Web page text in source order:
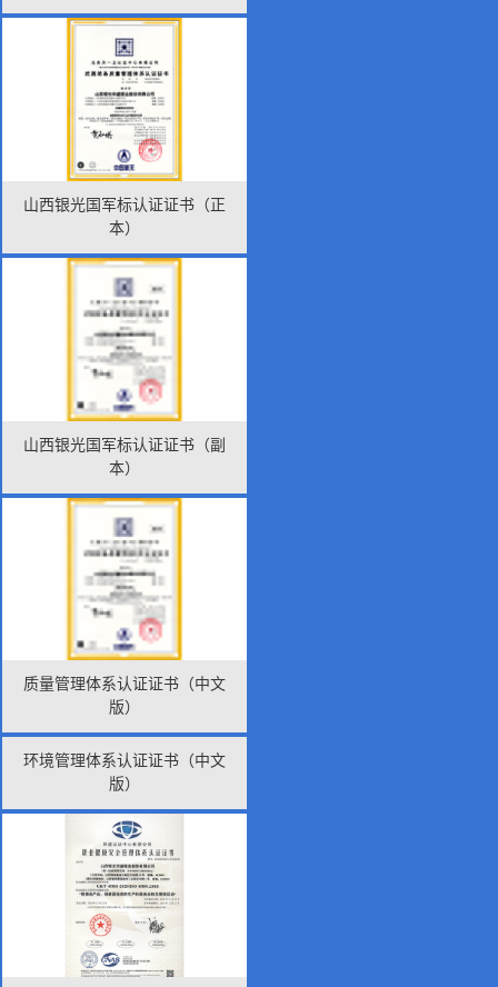
山西银光国军标认证证书（正
本）
山西银光国军标认证证书（副
本）
质量管理体系认证证书（中文
版）
环境管理体系认证证书（中文
版）